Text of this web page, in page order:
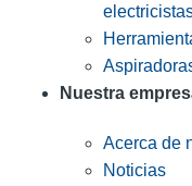
Nuestra
Acerca de
Noticias